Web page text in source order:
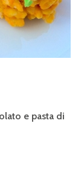
e pasta di